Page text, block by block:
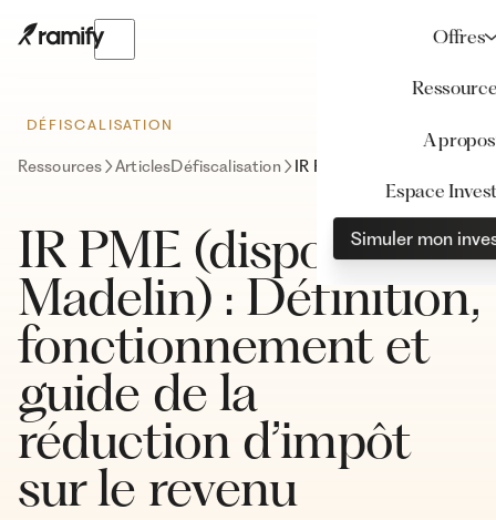
Offres
A propos
Espace
Simuler mon
DÉFISCALISATION
Ressources ArticlesDéfiscalisation
IR PME (dispositif
Madelin) : Définition,
fonctionnement et
guide de la
réduction d’impôt
sur le revenu